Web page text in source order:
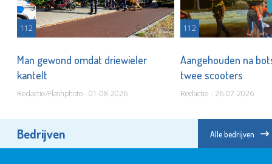
112
Man gewond omdat driewieler
kantelt
Redactie/Flashphoto - 01-08-2026
112
Aangehouden na
twee scooters
Redactie - 26-07-2026
Bedrijven Alle bedrijven